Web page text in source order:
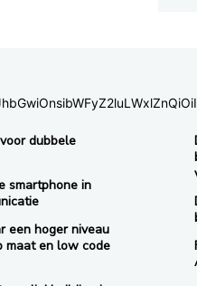
dubbele
smartphone in
een hoger niveau
maat en low code